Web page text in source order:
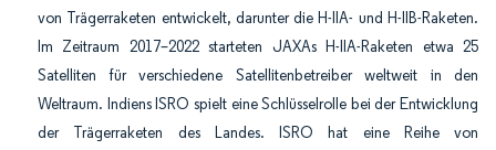
von Trägerraketen entwickelt, darunter die H-IIA- und H-IIB-Raketen.
Im Zeitraum 2017–2022 starteten JAXAs H-IIA-Raketen etwa 25
Satelliten für verschiedene Satellitenbetreiber weltweit in den
Weltraum. Indiens ISRO spielt eine Schlüsselrolle bei der Entwicklung
der Trägerraketen des Landes. ISRO hat eine Reihe von